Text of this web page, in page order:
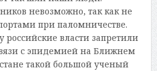
невозможно, так как не
при паломничестве.
российские власти запретили
с эпидемией на Ближнем
такой большой ученый